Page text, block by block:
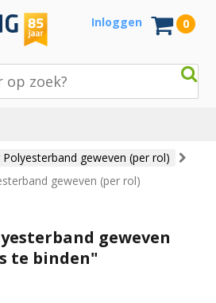
Inloggen 0
geweven (per rol)
geweven (per rol)
geweven
te binden"